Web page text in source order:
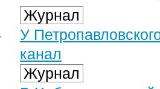
Журнал
У
канал
Журнал